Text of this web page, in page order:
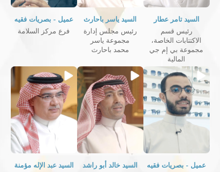
السيد تامر عطار
رئيس قسم
الاكتتابات الخاصة،
مجموعة بي إم جي
المالية
السيد ياسر باحارث
رئيس مجلس إدارة
مجموعة ياسر
محمد باحارث
عميل - بصريات فقيه
فرع مركز السلامة
عميل - بصريات فقيه
السيد خالد أبو راشد
السيد عبد الإله مؤمنة